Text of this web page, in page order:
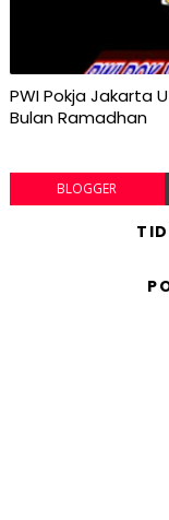
PWI Pokja Jakarta
Bulan Ramadhan
BLOGGER